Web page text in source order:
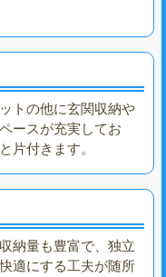
トの他に玄関収納や
ースが充実してお
片付きます。
納量も豊富で、独立
適にする工夫が随所